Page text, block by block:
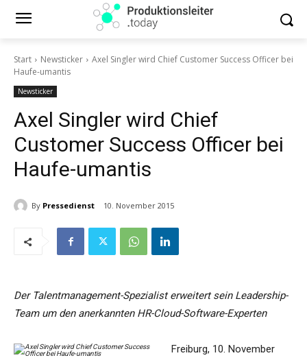
Start Newsticker
Axel Singler wird Chief Customer Success Officer bei
Haufe-umantis
Newsticker
Axel Singler wird Chief
Customer Success Officer bei
Haufe-umantis
By Pressedienst 10. November 2015
Der Talentmanagement-Spezialist erweitert sein Leadership-
Team um den anerkannten HR-Cloud-Software-Experten
Freiburg, 10. November